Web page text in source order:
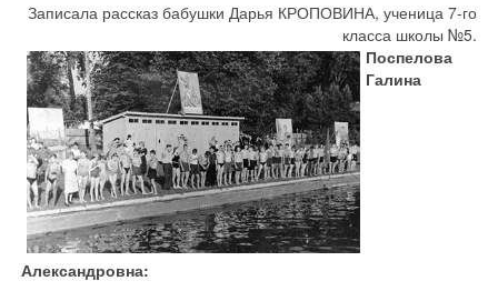
Записала рассказ бабушки Дарья КРОПОВИНА, ученица 7-го
класса школы №5.
Поспелова
Галина
Александровна: